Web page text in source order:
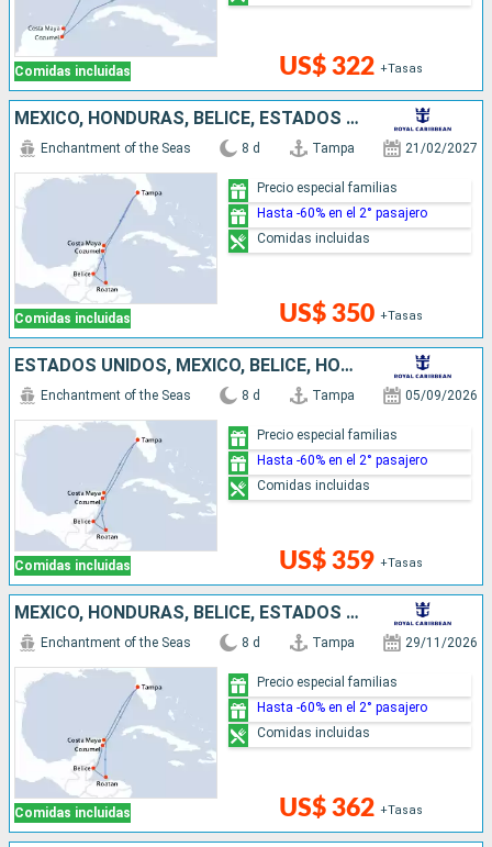
Comidas incluidas US$ 322 +Tasas
MÉXICO, HONDURAS, BELICE, ESTADOS UNIDOS
Comidas incluidas
Enchantment of the Seas 8 d Tampa 21/02/2027
US$ 350 +Tasas
Precio especial familias
Hasta -60% en el 2° pasajero
Comidas incluidas
ESTADOS UNIDOS, MÉXICO, BELICE, HONDURAS
Comidas incluidas
Enchantment of the Seas 8 d Tampa 05/09/2026
US$ 359 +Tasas
Precio especial familias
Hasta -60% en el 2° pasajero
Comidas incluidas
MÉXICO, HONDURAS, BELICE, ESTADOS UNIDOS
Comidas incluidas
Enchantment of the Seas 8 d Tampa 29/11/2026
US$ 362 +Tasas
Precio especial familias
Hasta -60% en el 2° pasajero
Comidas incluidas